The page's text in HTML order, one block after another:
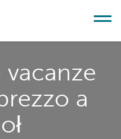
vacanze
a